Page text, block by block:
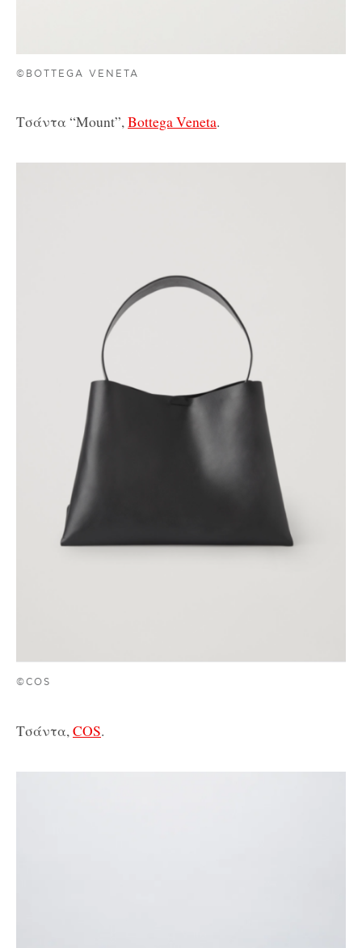
©BOTTEGA VENETA
Τσάντα “Mount”,Bottega Veneta.
©COS
Τσάντα, COS.